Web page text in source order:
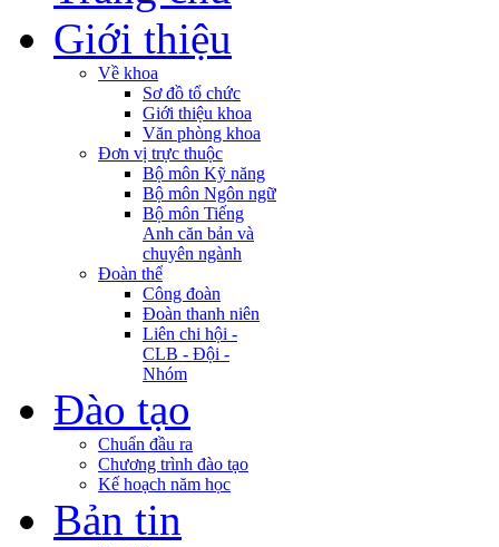
Giới thiệu
Về khoa
Sơ đồ tổ chức
Giới thiệu khoa
Văn phòng khoa
Đơn vị trực thuộc
Bộ môn Kỹ năng
Bộ môn Ngôn ngữ
Bộ môn Tiếng
Anh căn bản và
chuyên ngành
Đoàn thể
Công đoàn
Đoàn thanh niên
Liên chi hội -
CLB - Đội -
Nhóm
Đào tạo
Chuẩn đầu ra
Chương trình đào tạo
Kế hoạch năm học
Bản tin